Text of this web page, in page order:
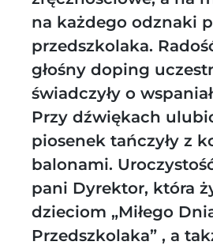
na każdego odznaki
przedszkolaka.
głośny doping
świadczyły o
Przy dźwiękach
piosenek tańczyły z
balonami.
pani Dyrektor, która
dzieciom „Miłego
Przedszkolaka” , a